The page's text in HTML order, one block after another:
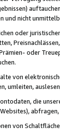
und nicht
oder
oder
von
umleiten,
die
von